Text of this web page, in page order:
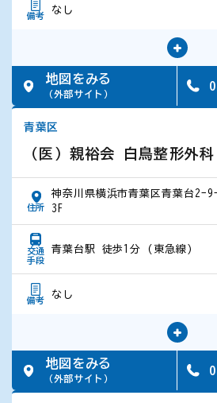
備考
なし
地図をみる
（外部サイト）
青葉区
（医）親裕会 白鳥整形外科
住所
神奈川県横浜市青葉区青葉台2-
3F
交通
手段
青葉台駅 徒歩1分 (東急線)
備考
なし
地図をみる
（外部サイト）